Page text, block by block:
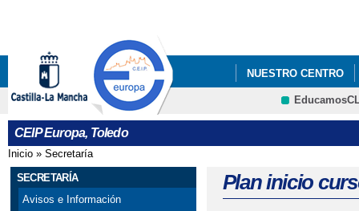
NUESTRO CENTRO
PROYECTOS
PARTICIPACIÓN VI
CEIP Europa, Toledo
Se encuentra usted aquí
Inicio » Secretaría
SECRETARÍA
Avisos e Información
Plan inicio